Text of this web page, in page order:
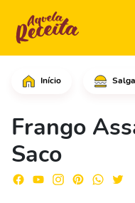
Início
Frango
Saco
Comece